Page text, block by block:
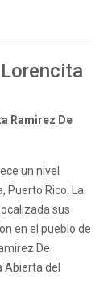
Ramirez De
un nivel
Puerto Rico. La
sus
en el pueblo de
De
Abierta del